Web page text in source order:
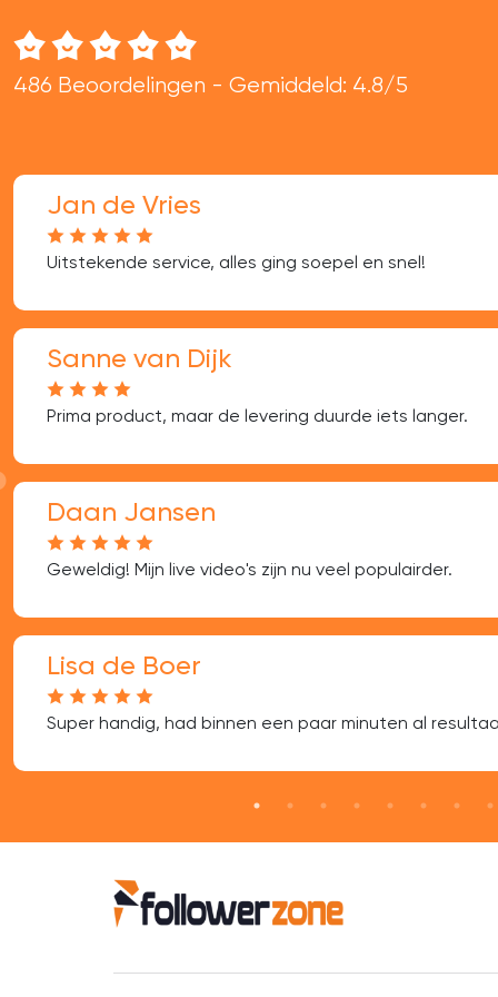
486 Beoordelingen - Gemiddeld: 4.8/5
Jan de Vries
Uitstekende service, alles ging soepel en snel!
Sanne van Dijk
Prima product, maar de levering duurde iets langer.
Daan Jansen
Geweldig! Mijn live video's zijn nu veel populairder.
Lisa de Boer
Super handig, had binnen een paar minuten al